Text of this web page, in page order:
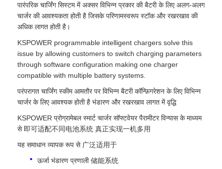
पारंपरिक चार्जिंग सिस्टम में अक्सर विभिन्न प्रकार की बैटरी के लिए अलग-अलग
चार्जर की आवश्यकता होती है जिसके परिणामस्वरूप स्टॉक और रखरखाव की
अधिक लागत होती है।
KSPOWER programmable intelligent chargers solve this
issue by allowing customers to switch charging parameters
through software configuration making one charger
compatible with multiple battery systems.
परंपरागत चार्जिंग स्कीम आमतौर पर विभिन्न बैटरी कॉन्फ़िगरेशन के लिए विभिन्न
चार्जर के लिए आवश्यक होती है भंडारण और रखरखाव लागत में वृद्धि
KSPOWER प्रोग्रामेबल स्मार्ट चार्जर सॉफ्टवेयर पैरामीटर विन्यास के माध्यम
से 即可适配不同电池系统 真正实现一机多用
यह समाधान व्यापक रूप से 广泛适用于
ऊर्जा भंडारण प्रणाली 储能系统